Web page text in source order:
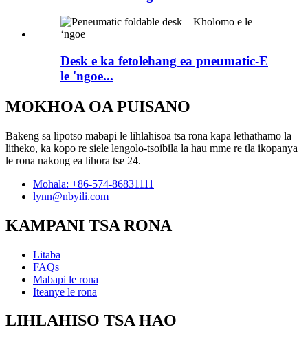
Desk e ka fetolehang ea pneumatic-E
le 'ngoe...
MOKHOA OA PUISANO
Bakeng sa lipotso mabapi le lihlahisoa tsa rona kapa lethathamo la
litheko, ka kopo re siele lengolo-tsoibila la hau mme re tla ikopanya
le rona nakong ea lihora tse 24.
Mohala: +86-574-86831111
lynn@nbyili.com
KAMPANI TSA RONA
Litaba
FAQs
Mabapi le rona
Iteanye le rona
LIHLAHISO TSA HAO